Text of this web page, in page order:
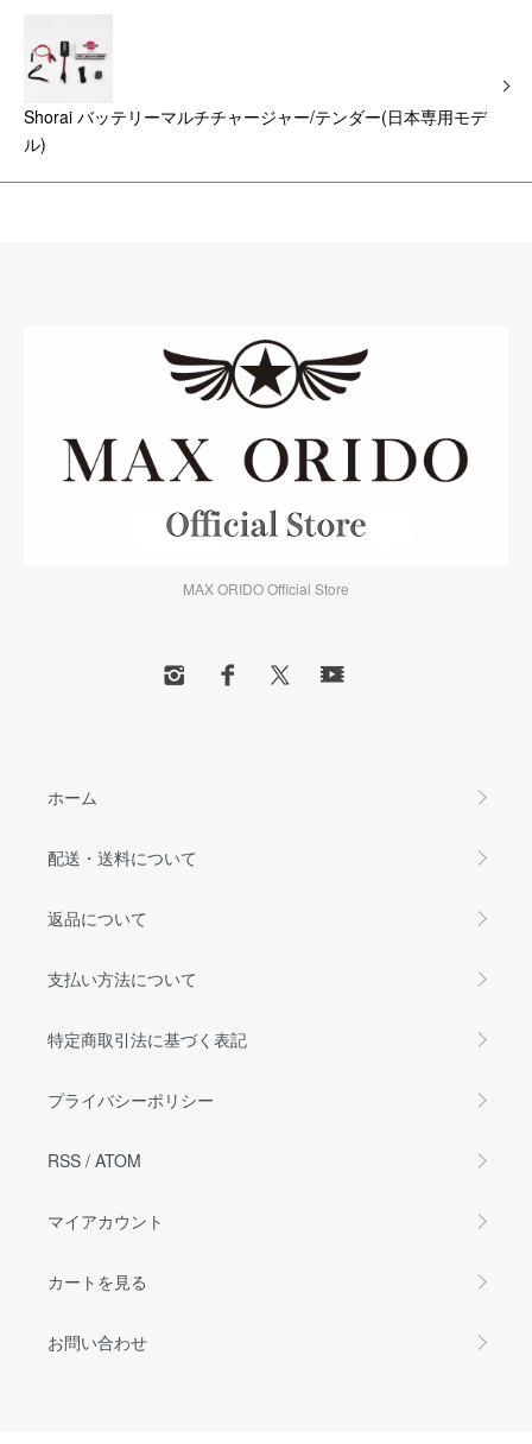
Shorai バッテリーマルチチャージャー/テンダー(日本専用モデ
ル)
MAX ORIDO Official Store
ホーム
配送・送料について
返品について
支払い方法について
特定商取引法に基づく表記
プライバシーポリシー
RSS / ATOM
マイアカウント
カートを見る
お問い合わせ